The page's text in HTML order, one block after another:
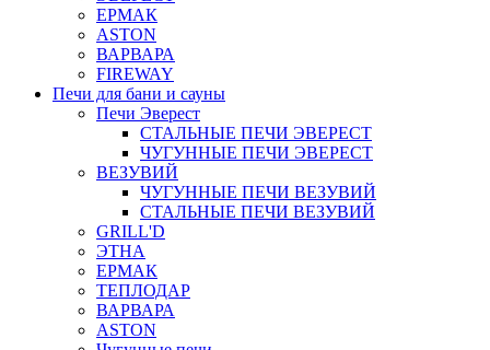
ЕРМАК
ASTON
ВАРВАРА
FIREWAY
Печи для бани и сауны
Печи Эверест
СТАЛЬНЫЕ ПЕЧИ ЭВЕРЕСТ
ЧУГУННЫЕ ПЕЧИ ЭВЕРЕСТ
ВЕЗУВИЙ
ЧУГУННЫЕ ПЕЧИ ВЕЗУВИЙ
СТАЛЬНЫЕ ПЕЧИ ВЕЗУВИЙ
GRILL'D
ЭТНА
ЕРМАК
ТЕПЛОДАР
ВАРВАРА
ASTON